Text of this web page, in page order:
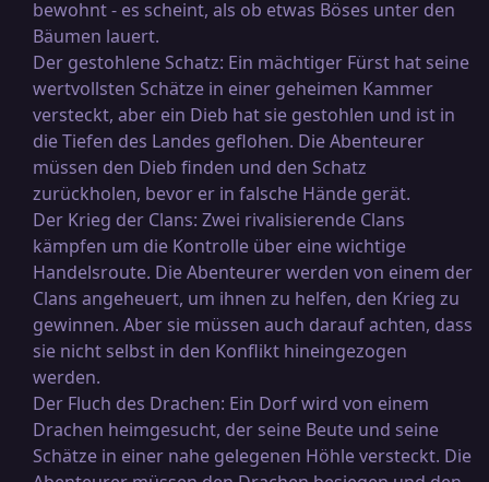
bewohnt - es scheint, als ob etwas Böses unter den
Bäumen lauert.
Der gestohlene Schatz: Ein mächtiger Fürst hat seine
wertvollsten Schätze in einer geheimen Kammer
versteckt, aber ein Dieb hat sie gestohlen und ist in
die Tiefen des Landes geflohen. Die Abenteurer
müssen den Dieb finden und den Schatz
zurückholen, bevor er in falsche Hände gerät.
Der Krieg der Clans: Zwei rivalisierende Clans
kämpfen um die Kontrolle über eine wichtige
Handelsroute. Die Abenteurer werden von einem der
Clans angeheuert, um ihnen zu helfen, den Krieg zu
gewinnen. Aber sie müssen auch darauf achten, dass
sie nicht selbst in den Konflikt hineingezogen
werden.
Der Fluch des Drachen: Ein Dorf wird von einem
Drachen heimgesucht, der seine Beute und seine
Schätze in einer nahe gelegenen Höhle versteckt. Die